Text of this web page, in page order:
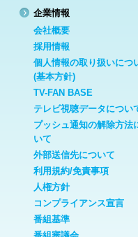
企業情報
会社概要
採用情報
個人情報の取り扱いにつ
(基本方針)
TV-FAN BASE
テレビ視聴データについ
プッシュ通知の解除方法
いて
外部送信先について
利用規約/免責事項
人権方針
コンプライアンス宣言
番組基準